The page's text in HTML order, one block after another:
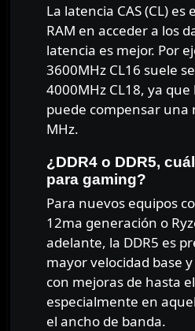
La latencia CAS (CL)
RAM en acceder a los
latencia es mejor. Por
3600MHz CL16 suele
4000MHz CL18, ya
puede compensar una
MHz.
¿DDR4 o DDR5,
para gaming?
Para nuevos equipos
12ma generación o
adelante, la DDR5 es
mayor velocidad base
con mejoras de hasta
especialmente en
el ancho de banda.